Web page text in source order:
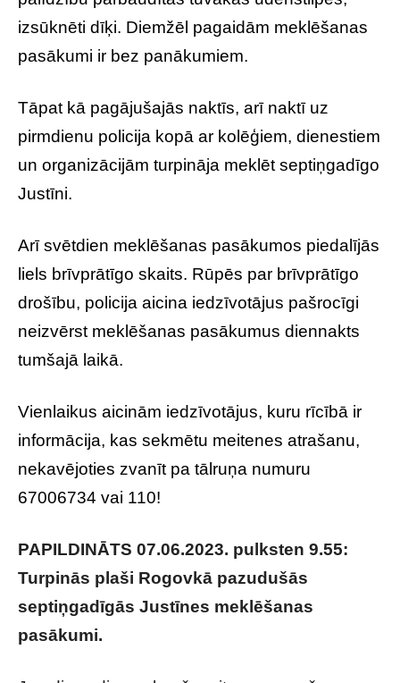
izsūknēti dīķi. Diemžēl pagaidām meklēšanas
pasākumi ir bez panākumiem.
Tāpat kā pagājušajās naktīs, arī naktī uz
pirmdienu policija kopā ar kolēģiem, dienestiem
un organizācijām turpināja meklēt septiņgadīgo
Justīni.
Arī svētdien meklēšanas pasākumos piedalījās
liels brīvprātīgo skaits. Rūpēs par brīvprātīgo
drošību, policija aicina iedzīvotājus pašrocīgi
neizvērst meklēšanas pasākumus diennakts
tumšajā laikā.
Vienlaikus aicinām iedzīvotājus, kuru rīcībā ir
informācija, kas sekmētu meitenes atrašanu,
nekavējoties zvanīt pa tālruņa numuru
67006734 vai 110!
PAPILDINĀTS 07.06.2023. pulksten 9.55:
Turpinās plaši Rogovkā pazudušās
septiņgadīgās Justīnes meklēšanas
pasākumi.